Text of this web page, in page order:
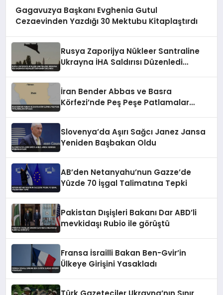
Gagavuzya Başkanı Evghenia Gutul
Cezaevinden Yazdığı 30 Mektubu Kitaplaştırdı
Rusya Zaporijya Nükleer Santraline
Ukrayna İHA Saldırısı Düzenledi
İran Bender Abbas ve Basra
Körfezi’nde Peş Peşe Patlamalar
Slovenya’da Aşırı Sağcı Janez Jansa
Yeniden Başbakan Oldu
AB’den Netanyahu’nun Gazze’de
Yüzde 70 İşgal Talimatına Tepki
Pakistan Dışişleri Bakanı Dar ABD’li
mevkidaşı Rubio ile görüştü
Fransa İsrailli Bakan Ben-Gvir’in
Ülkeye Girişini Yasakladı